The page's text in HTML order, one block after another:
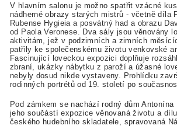
V hlavním salonu je možno spatřit vzácné
nádherné obrazy starých mistrů - včetně díla
Rubense Hygieia a posvátný had a obrazu
od Paola Veronese. Dva sály jsou věnovány
aktivitám, jež v podzimních a zimních
patřily ke společenskému životu venkovské
Fascinující loveckou expozici doplňuje
zbraní, ukázky nábytku z paroží a úžasné
nebyly dosud nikde vystaveny. Prohlídku
rodinných portrétů od 19. století po
Pod zámkem se nachází rodný dům Antonína
jeho součástí expozice věnovaná životu a
českého hudebního skladatele, spravovaná